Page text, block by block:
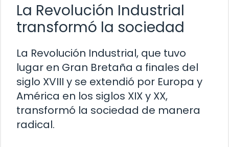
La Revolución Industrial
transformó la sociedad
La Revolución Industrial, que tuvo
lugar en Gran Bretaña a finales del
siglo XVIII y se extendió por Europa y
América en los siglos XIX y XX,
transformó la sociedad de manera
radical.